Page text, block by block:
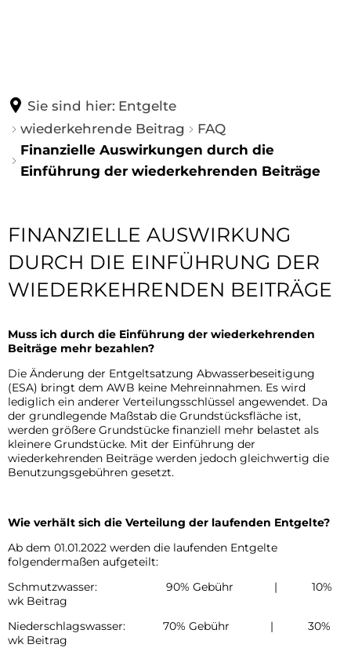
Ansprechpartner
StellenangeboteNiederschlagswasser
Wasserzwischenzähler
Entgeltrechner
Was ist Abwasser?
Grundstücksanschlüsse
Geschichte
Mayener Kanal
Impressum
Datenschutz
Barrierefreiheit
AKTUELLES
Sanierung der Straßen „Stehbach“ und
Digitaler Bauantrag
Öffnungszeiten der Stadtverwaltung Mayen
Vollsperrung Neustraße
Straßenbauarbeiten Weiersbach
Abfuhrtermine 2026 für Fäkalschlamm aus
Anpassung der Gebühren und Beiträge des
Öffungszeiten Feiertage
Vollsperrung der Straße Gerberstraße vom
Sperrung Stehbach
Vollsperrung im Zuge der Umgestaltung
Sie sind hier: Entgelte
wiederkehrende Beitrag
FAQ
Finanzielle Auswirkungen durch die
Einführung der wiederkehrenden Beiträge
Finanzielle
Auswirkungen
durch
Einführung
der
wiederkehrenden
Beiträge
FINANZIELLE AUSWIRKUNG
DURCH DIE EINFÜHRUNG DER
WIEDERKEHRENDEN BEITRÄGE
Muss ich durch die Einführung der wiederkehrenden
Beiträge mehr bezahlen?
Die Änderung der Entgeltsatzung Abwasserbeseitigung
(ESA) bringt dem AWB keine Mehreinnahmen. Es wird
lediglich ein anderer Verteilungsschlüssel angewendet. Da
der grundlegende Maßstab die Grundstücksfläche ist,
werden größere Grundstücke finanziell mehr belastet als
kleinere Grundstücke. Mit der Einführung der
wiederkehrenden Beiträge werden jedoch gleichwertig die
Benutzungsgebühren gesetzt.
Wie verhält sich die Verteilung der laufenden Entgelte?
Ab dem 01.01.2022 werden die laufenden Entgelte
folgendermaßen aufgeteilt:
Schmutzwasser: 90% Gebühr | 10%
wk Beitrag
Niederschlagswasser: 70% Gebühr | 30%
wk Beitrag